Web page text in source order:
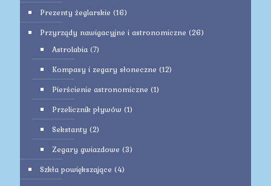
Prezenty żeglarskie (16)
Przyrządy nawigacyjne i astronomiczne (26)
Astrolabia (7)
Kompasy i zegary słoneczne (12)
Pierścienie astronomiczne (1)
Przelicznik pływów (1)
Sekstanty (2)
Zegary gwiazdowe (3)
Szkła powiększające (4)